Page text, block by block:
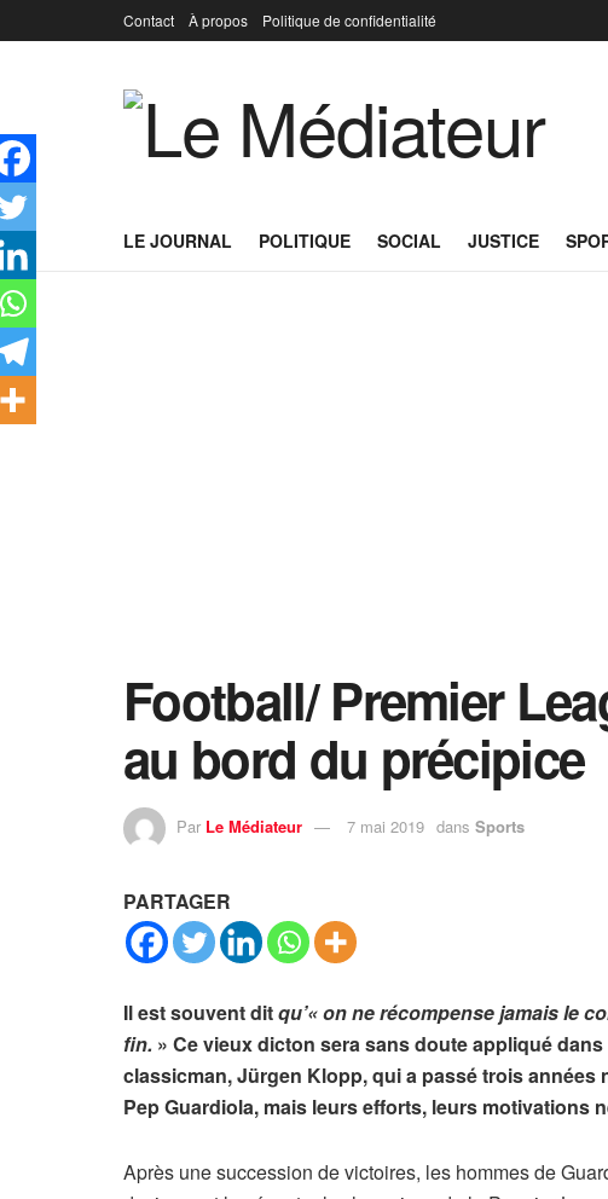
Contact À propos Politique de confidentialité
LE JOURNAL POLITIQUE SOCIAL JUSTICE
Football/ Premier
au bord du précipice
Par Le Médiateur 7 mai 2019 dans Sports
PARTAGER
Il est souvent ditqu’« on ne récompense jamais le
fin. » Ce vieux dicton sera sans doute appliqué
classicman, Jürgen Klopp, qui a passé trois
Pep Guardiola, mais leurs efforts, leurs motivations
Après une succession de victoires, les hommes de